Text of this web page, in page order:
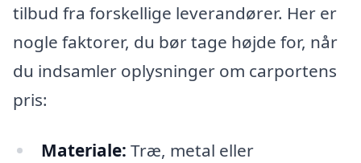
tilbud fra forskellige leverandører. Her er
nogle faktorer, du bør tage højde for, når
du indsamler oplysninger om carportens
pris:
Materiale: Træ, metal eller